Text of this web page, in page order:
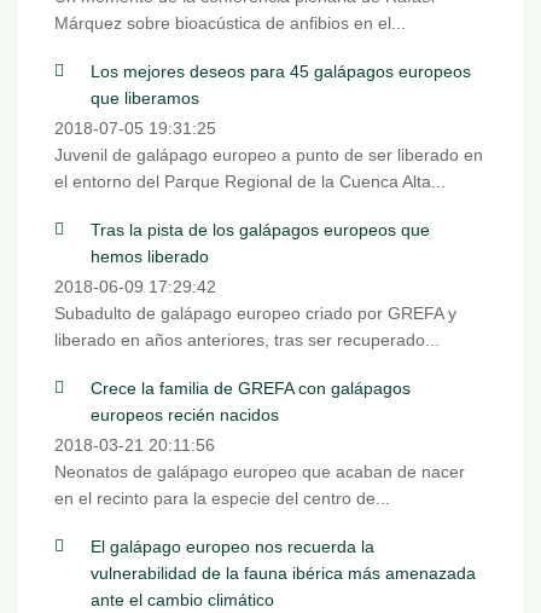
Márquez sobre bioacústica de anfibios en el...
Los mejores deseos para 45 galápagos europeos
que liberamos
2018-07-05 19:31:25
Juvenil de galápago europeo a punto de ser liberado en
el entorno del Parque Regional de la Cuenca Alta...
Tras la pista de los galápagos europeos que
hemos liberado
2018-06-09 17:29:42
Subadulto de galápago europeo criado por GREFA y
liberado en años anteriores, tras ser recuperado...
Crece la familia de GREFA con galápagos
europeos recién nacidos
2018-03-21 20:11:56
Neonatos de galápago europeo que acaban de nacer
en el recinto para la especie del centro de...
El galápago europeo nos recuerda la
vulnerabilidad de la fauna ibérica más amenazada
ante el cambio climático